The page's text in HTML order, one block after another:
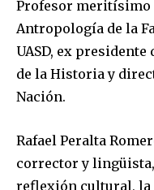
Profesor meritísimo
Antropología de la
UASD, ex presidente
de la Historia y
Nación.
Rafael Peralta
corrector y
reflexión cultural, la